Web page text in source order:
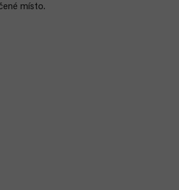
místo.